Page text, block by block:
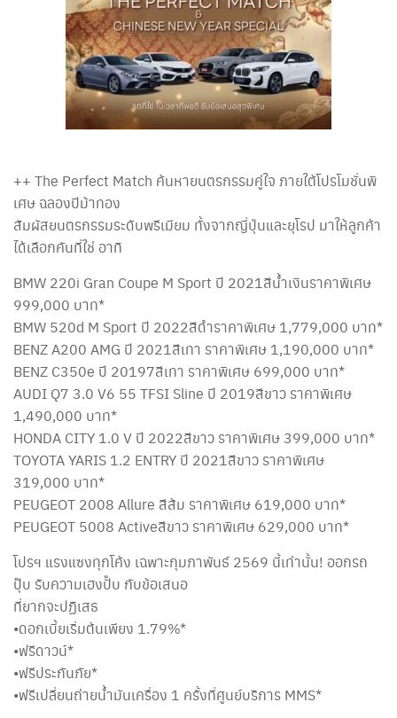
++ The Perfect Match ค้นหายนตรกรรมคู่ใจ ภายใต้โปรโมชั่นพิ
เศษ ฉลองปีม้าทอง
สัมผัสยนตรกรรมระดับพรีเมียม ทั้งจากญี่ปุ่นและยุโรป มาให้ลูกค้า
ได้เลือกคันที่ใช่ อาทิ
BMW 220i Gran Coupe M Sport ปี 2021​​สีน้ำเงิน​ราคาพิเศษ
999,000 บาท*
BMW 520d M Sport ปี 2022​​​​สีดำ​​ราคาพิเศษ 1,779,000 บาท*
BENZ A200 AMG ปี 2021​​​​สีเทา​ ​ราคาพิเศษ 1,190,000 บาท*
BENZ C350e ปี 20197​​​​สีเทา​ ​ราคาพิเศษ 699,000 บาท*
AUDI Q7 3.0 V6 55 TFSI Sline ปี 2019​​สีขาว​ ​ราคาพิเศษ
1,490,000 บาท*
HONDA CITY 1.0 V ปี 2022​​​​สีขาว​ ​ราคาพิเศษ 399,000 บาท*
TOYOTA YARIS 1.2 ENTRY ปี 2021​​สีขาว ​ราคาพิเศษ
319,000 บาท*
PEUGEOT 2008 Allure ​​​​สีส้ม ​ราคาพิเศษ 619,000 บาท*
PEUGEOT 5008 Active​​​​สีขาว ​ราคาพิเศษ 629,000 บาท*
โปรฯ แรงแซงทุกโค้ง เฉพาะกุมภาพันธ์ 2569 นี้เท่านั้น! ออกรถ
ปุ๊บ รับความเฮงปั๊บ กับข้อเสนอ
ที่ยากจะปฏิเสธ
•​ดอกเบี้ยเริ่มต้นเพียง 1.79%*
•​ฟรีดาวน์*
•​ฟรีประกันภัย*
•​ฟรีเปลี่ยนถ่ายน้ำมันเครื่อง 1 ครั้งที่ศูนย์บริการ MMS*